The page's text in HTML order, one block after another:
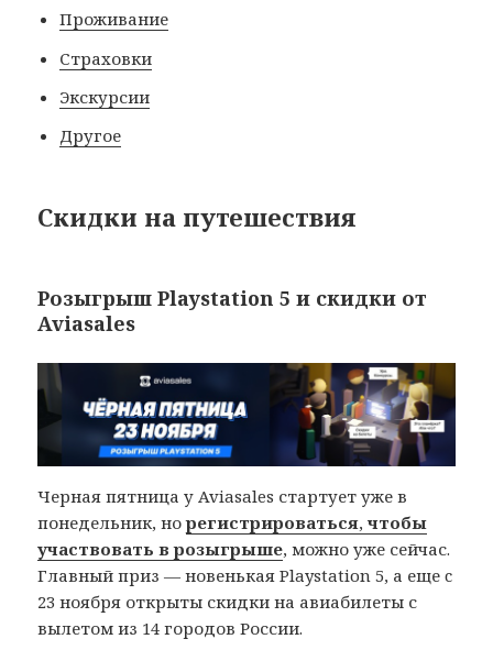
Проживание
Страховки
Экскурсии
Другое
Скидки на путешествия
Розыгрыш Playstation 5 и скидки от
Aviasales
Черная пятница у Aviasales стартует уже в
понедельник, норегистрироваться,чтобы
участвовать в розыгрыше, можно уже сейчас.
Главный приз — новенькая Playstation 5, а еще c
23 ноября открыты скидки на авиабилеты с
вылетом из 14 городов России.